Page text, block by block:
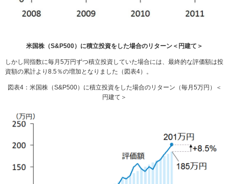
米国株（S&P500）に積立投資をした場合のリターン＜円建て＞
しかし同指数に毎月5万円ずつ積立投資していた場合には、最終的な評価額は投
資額の累計より8.5％の増加となりました（図表4）。
図表4：米国株（S&P500）に積立投資をした場合のリターン（毎月5万円）＜
円建て＞